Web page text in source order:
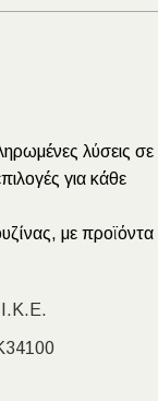
λύσεις σε
για κάθε
με προϊόντα